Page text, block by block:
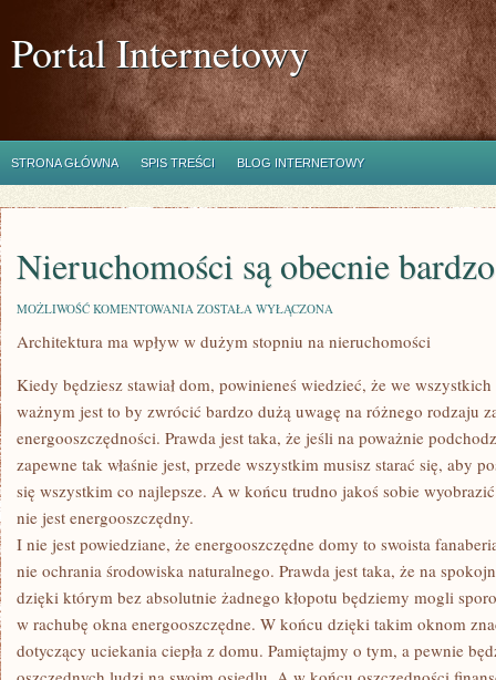
Portal Internetowy
STRONA GŁÓWNA SPIS TREŚCI BLOG INTERNETOWY
Nieruchomości są obecnie
MOŻLIWOŚĆ KOMENTOWANIA NIERUCHOMOŚCI
OBECNIE
BARDZO
ZOSTAŁA WYŁĄCZONA
Architektura ma wpływ w dużym stopniu na nieruchomości
Kiedy będziesz stawiał dom, powinieneś wiedzieć, że we
ważnym jest to by zwrócić bardzo dużą uwagę na różnego rodzaju
energooszczędności. Prawda jest taka, że jeśli na poważnie
zapewne tak właśnie jest, przede wszystkim musisz starać się, aby
się wszystkim co najlepsze. A w końcu trudno jakoś sobie
nie jest energooszczędny.
I nie jest powiedziane, że energooszczędne domy to swoista
nie ochrania środowiska naturalnego. Prawda jest taka, że na
dzięki którym bez absolutnie żadnego kłopotu będziemy mogli
w rachubę okna energooszczędne. W końcu dzięki takim oknom
dotyczący uciekania ciepła z domu. Pamiętajmy o tym, a pewnie